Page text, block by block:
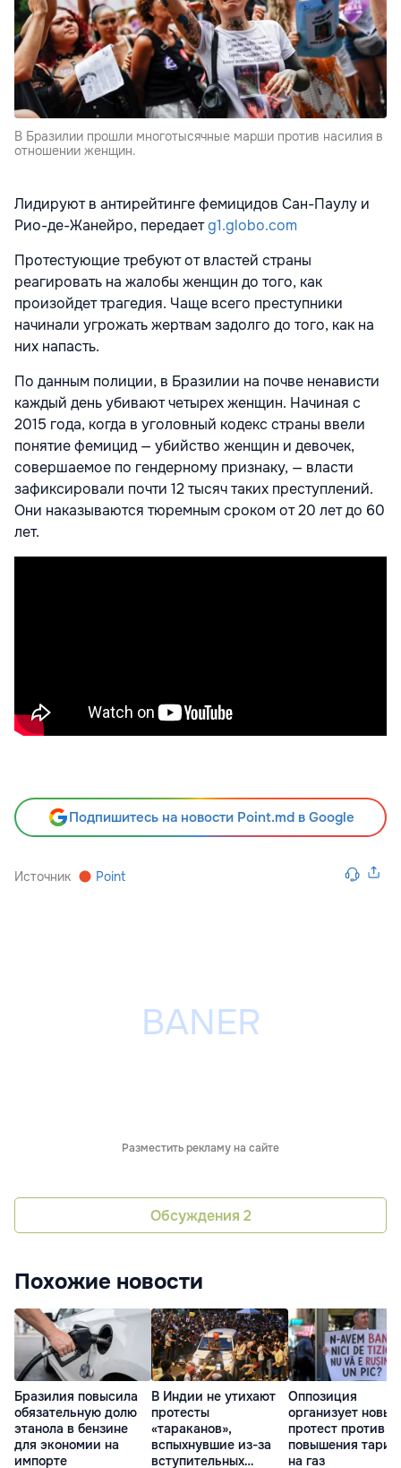
В Бразилии прошли многотысячные марши против насилия в
отношении женщин.
Лидируют в антирейтинге фемицидов Сан-Паулу и
Рио-де-Жанейро, передаетg1.globo.com
Протестующие требуют от властей страны
реагировать на жалобы женщин до того, как
произойдет трагедия. Чаще всего преступники
начинали угрожать жертвам задолго до того, как на
них напасть.
По данным полиции, в Бразилии на почве ненависти
каждый деньубиваютчетырех женщин. Начиная с
2015 года, когда в уголовный кодекс страны ввели
понятие фемицид — убийство женщин и девочек,
совершаемое по гендерному признаку, — власти
зафиксировали почти 12 тысяч таких преступлений.
Они наказываются тюремным сроком от 20 лет до 60
лет.
Подпишитесь на новости Point.md в Google
Источник Point
Разместить рекламу на сайте
Обсуждения 2
Похожие новости
Бразилия повысила
обязательную долю
этанола в бензине
для экономии на
импорте
В Индии не утихают
протесты
«тараканов»,
вспыхнувшие из-за
вступительных
Оппозиция
организует новый
протест против
повышения
на газ